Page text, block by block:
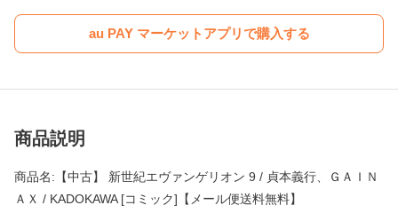
au PAY マーケットアプリで購入する
商品説明
商品名:【中古】 新世紀エヴァンゲリオン 9 / 貞本義行、ＧＡＩＮ
ＡＸ / KADOKAWA [コミック]【メール便送料無料】